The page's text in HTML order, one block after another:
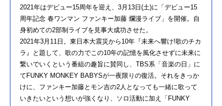
2021年はデビュー15周年を迎え、3月13日(土)に「デビュー15
周年記念 春ワンマン ファンキー加藤 爛漫ライブ」を開催。自
身初めての2部制ライブを見事大成功させた。
2021年3月11日。東日本大震災から10年『未来へ響け!歌のチカ
ラ』と題して、歌の力でこの10年の記憶を風化させずに未来に
繋いでいくという番組の趣旨に賛同し、TBS系「音楽の日」に
てFUNKY MONKEY BABYSが一夜限りの復活。それをきっか
けに、ファンキー加藤とモン吉の2人となっても一緒に歌って
いきたいという想いが強くなり、ソロ活動に加え「FUNKY